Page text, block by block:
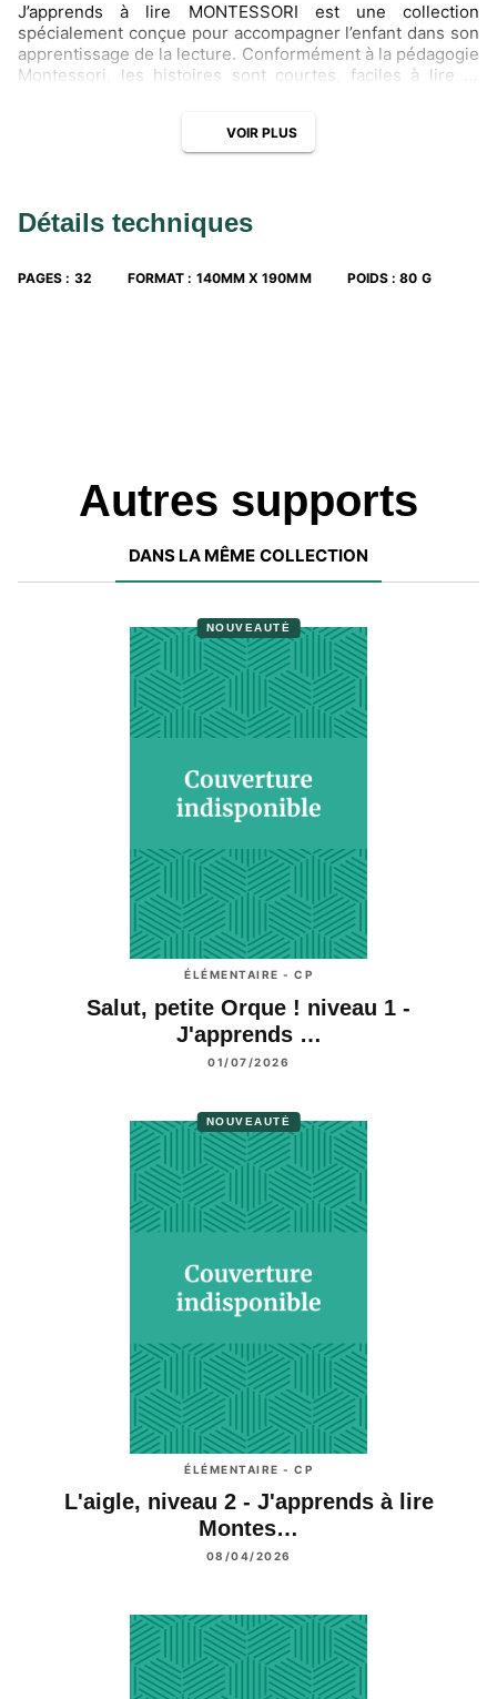
J’apprends à lire MONTESSORI est une collection
spécialement conçue pour accompagner l’enfant dans son
apprentissage de la lecture. Conformément à la pédagogie
Montessori, les histoires sont courtes, faciles à lire et
pages « documentaires » sont proposées pour enrichir la
connaissance du monde de l’enfant.
VOIR PLUS
Détails techniques
PAGES : 32 FORMAT : 140MM X 190MM POIDS :80 G
Autres supports
DANS LA MÊME COLLECTION
NOUVEAUTÉ
ÉLÉMENTAIRE - CP
Salut, petite Orque ! niveau 1 -
J'apprends …
01/07/2026
NOUVEAUTÉ
ÉLÉMENTAIRE - CP
L'aigle, niveau 2 - J'apprends à lire
Montes…
08/04/2026